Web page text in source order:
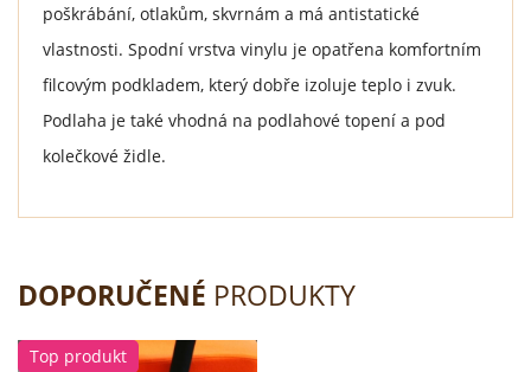
poškrábání, otlakům, skvrnám a má antistatické
vlastnosti. Spodní vrstva vinylu je opatřena komfortním
filcovým podkladem, který dobře izoluje teplo i zvuk.
Podlaha je také vhodná na podlahové topení a pod
kolečkové židle.
DOPORUČENÉ PRODUKTY
Top produkt